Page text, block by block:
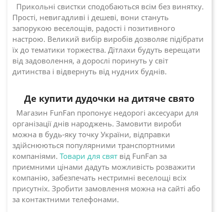
Прикольні свистки сподобаються всім без винятку.
Прості, невигадливі і дешеві, вони стануть
запорукою веселощів, радості і позитивного
настрою. Великий вибір виробів дозволяє підібрати
їх до тематики торжества. Дітлахи будуть верещати
від задоволення, а дорослі поринуть у світ
дитинства і відвернуть від нудних буднів.
Де купити дудочки на дитяче свято
Магазин FunFan пропонує недорогі аксесуари для
організації днів народжень. Замовити вироби
можна в будь-яку точку України, відправки
здійснюються популярними транспортними
компаніями. Товари для свят від FunFan за
приємними цінами дадуть можливість розважити
компанію, забезпечать нестримні веселощі всіх
присутніх. Зробити замовлення можна на сайті або
за контактними телефонами.